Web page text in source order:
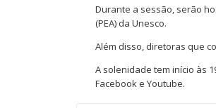
Durante a sessão, serão
(PEA) da Unesco.
Além disso, diretoras que
A solenidade tem início às
Facebook e Youtube.